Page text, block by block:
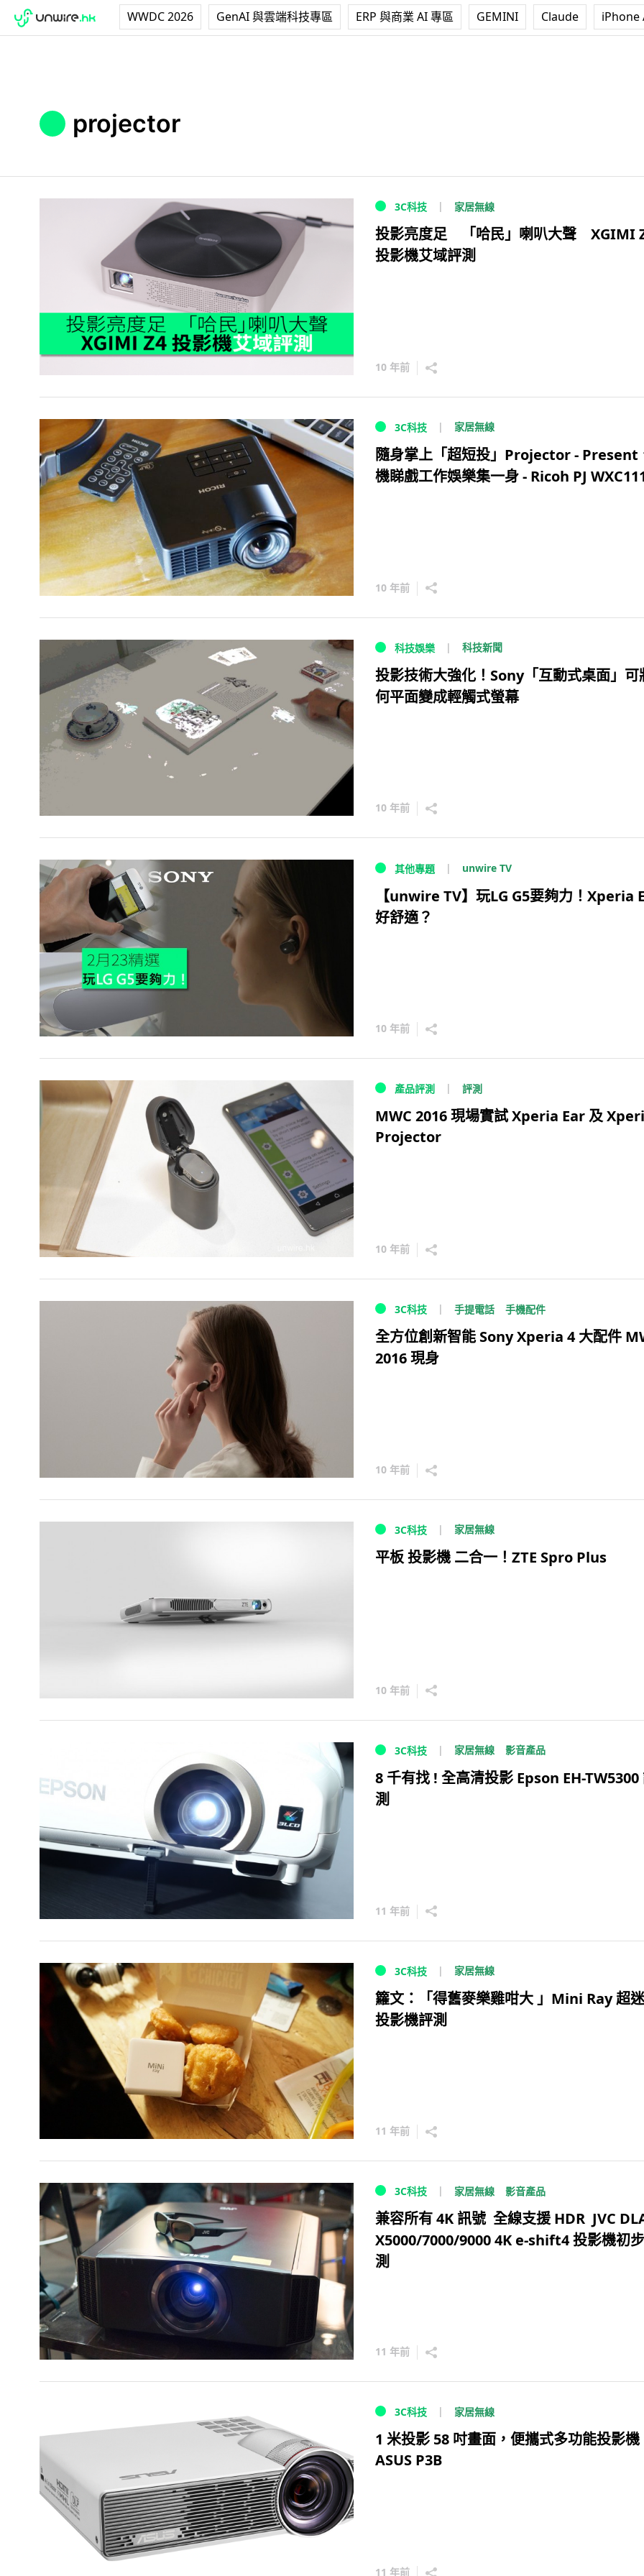
WWDC 2026 GenAI 與雲端科技專區 ERP 與商業 AI 專區 GEMINI Claude iPhone
projector
3C科技 家居無線
投影亮度足 「哈民」喇叭大聲 XGIMI
投影機艾域評測
10 年前
3C科技 家居無線
隨身掌上「超短投」Projector - Present
機睇戲工作娛樂集一身 - Ricoh PJ
10 年前
科技娛樂 科技新聞
投影技術大強化！Sony「互動式桌面」可
何平面變成輕觸式螢幕
10 年前
其他專題 unwire TV
【unwire TV】玩LG G5要夠力！Xperia
好舒適？
10 年前
產品評測 評測
MWC 2016 現場實試 Xperia Ear 及
Projector
10 年前
3C科技 手提電話 手機配件
全方位創新智能 Sony Xperia 4 大配件
2016 現身
10 年前
3C科技 家居無線
平板 投影機 二合一！ZTE Spro Plus
10 年前
3C科技 家居無線 影音產品
8 千有找 ! 全高清投影 Epson EH-TW5300
測
11 年前
3C科技 家居無線
籮文：「得舊麥樂雞咁大 」Mini Ray 超
投影機評測
11 年前
3C科技 家居無線 影音產品
兼容所有 4K 訊號 全線支援 HDR JVC
X5000/7000/9000 4K e-shift4 投影機初
測
11 年前
3C科技 家居無線
1 米投影 58 吋畫面，便攜式多功能投影機
ASUS P3B
11 年前